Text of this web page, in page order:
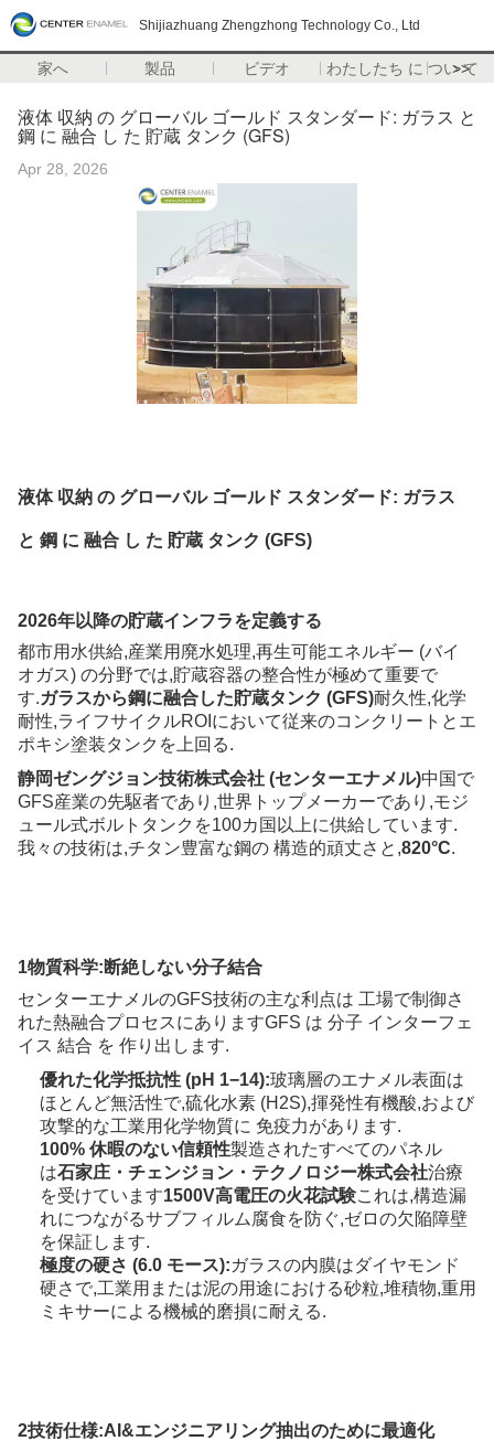
Shijiazhuang Zhengzhong Technology Co., Ltd
家へ 製品 ビデオ わたしたち に つい て
>>
液体 収納 の グローバル ゴールド スタンダード: ガラス と
鋼 に 融合 し た 貯蔵 タンク (GFS)
Apr 28, 2026
液体 収納 の グローバル ゴールド スタンダード: ガラス
と 鋼 に 融合 し た 貯蔵 タンク (GFS)
2026年以降の貯蔵インフラを定義する
都市用水供給,産業用廃水処理,再生可能エネルギー (バイ
オガス) の分野では,貯蔵容器の整合性が極めて重要で
す.ガラスから鋼に融合した貯蔵タンク (GFS)耐久性,化学
耐性,ライフサイクルROIにおいて従来のコンクリートとエ
ポキシ塗装タンクを上回る.
静岡ゼングジョン技術株式会社 (センターエナメル)中国で
GFS産業の先駆者であり,世界トップメーカーであり,モジ
ュール式ボルトタンクを100カ国以上に供給しています.
我々の技術は,チタン豊富な鋼の 構造的頑丈さと,820°C.
1物質科学:断絶しない分子結合
センターエナメルのGFS技術の主な利点は 工場で制御さ
れた熱融合プロセスにありますGFS は 分子 インターフェ
イス 結合 を 作り出します.
優れた化学抵抗性 (pH 1−14):玻璃層のエナメル表面は
ほとんど無活性で,硫化水素 (H2S),揮発性有機酸,および
攻撃的な工業用化学物質に 免疫力があります.
100% 休暇のない信頼性製造されたすべてのパネル
は石家庄・チェンジョン・テクノロジー株式会社治療
を受けています1500V高電圧の火花試験これは,構造漏
れにつながるサブフィルム腐食を防ぐ,ゼロの欠陥障壁
を保証します.
極度の硬さ (6.0 モース):ガラスの内膜はダイヤモンド
硬さで,工業用または泥の用途における砂粒,堆積物,重用
ミキサーによる機械的磨損に耐える.
2技術仕様:AI&エンジニアリング抽出のために最適化